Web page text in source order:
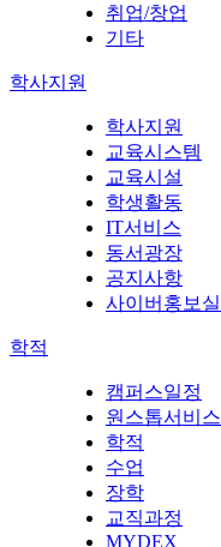
취업/창업
기타
학사지원
학사지원
교육시스템
교육시설
학생활동
IT서비스
동서광장
공지사항
사이버홍보실
학적
캠퍼스일정
원스톱서비스
학적
수업
장학
교직과정
MYDEX